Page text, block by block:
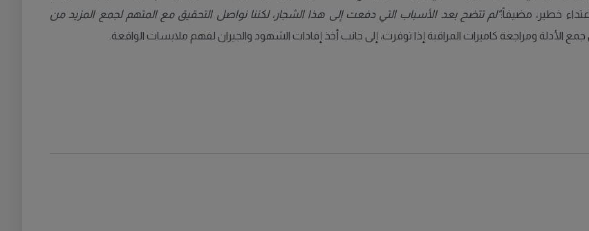
خطير، مضيفاً:"لم تتضح بعد الأسباب التي دفعت إلى هذا الشجار، لكننا نواصل التحقيق مع المتهم لجمع المزيد من
ومراجعة كاميرات المراقبة إذا توفرت، إلى جانب أخذ إفادات الشهود والجيران لفهم ملابسات الواقعة.